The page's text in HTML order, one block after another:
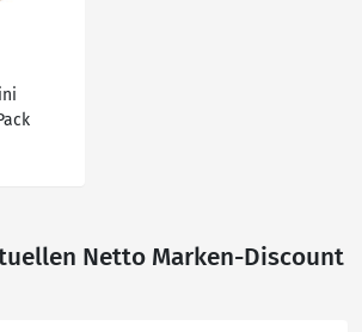
Netto Marken-Discount